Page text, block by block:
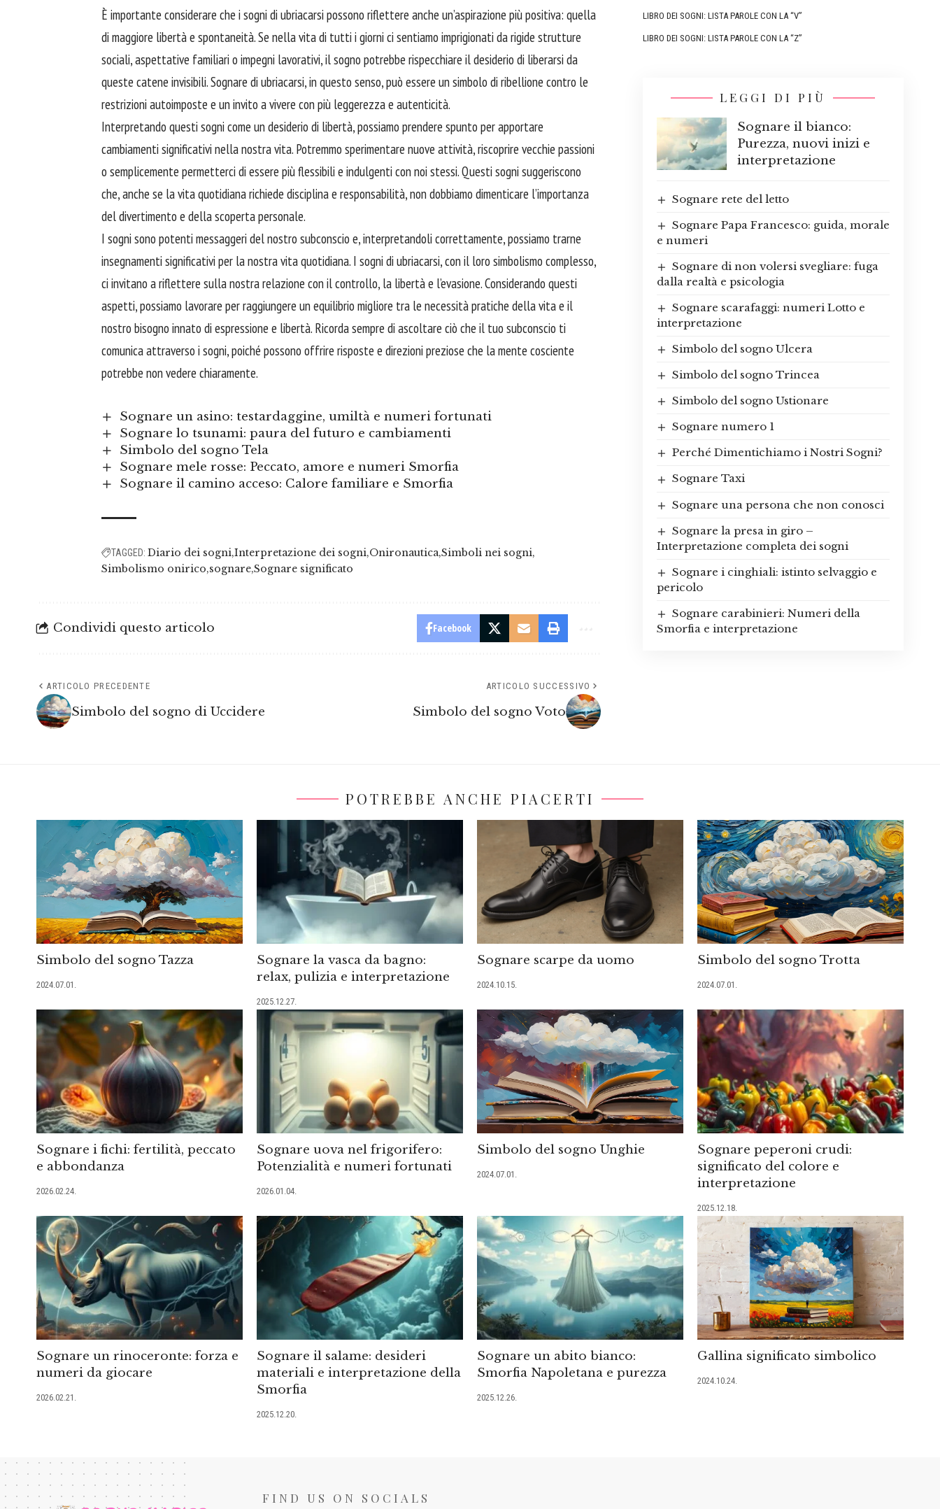
È importante considerare che i sogni di ubriacarsi possono riflettere anche un’aspirazione più positiva: quella
di maggiore libertà e spontaneità. Se nella vita di tutti i giorni ci sentiamo imprigionati da rigide strutture
sociali, aspettative familiari o impegni lavorativi, il sogno potrebbe rispecchiare il desiderio di liberarsi da
queste catene invisibili. Sognare di ubriacarsi, in questo senso, può essere un simbolo di ribellione contro le
restrizioni autoimposte e un invito a vivere con più leggerezza e autenticità.
Interpretando questi sogni come un desiderio di libertà, possiamo prendere spunto per apportare
cambiamenti significativi nella nostra vita. Potremmo sperimentare nuove attività, riscoprire vecchie passioni
o semplicemente permetterci di essere più flessibili e indulgenti con noi stessi. Questi sogni suggeriscono
che, anche se la vita quotidiana richiede disciplina e responsabilità, non dobbiamo dimenticare l’importanza
del divertimento e della scoperta personale.
I sogni sono potenti messaggeri del nostro subconscio e, interpretandoli correttamente, possiamo trarne
insegnamenti significativi per la nostra vita quotidiana. I sogni di ubriacarsi, con il loro simbolismo complesso,
ci invitano a riflettere sulla nostra relazione con il controllo, la libertà e l’evasione. Considerando questi
aspetti, possiamo lavorare per raggiungere un equilibrio migliore tra le necessità pratiche della vita e il
nostro bisogno innato di espressione e libertà. Ricorda sempre di ascoltare ciò che il tuo subconscio ti
comunica attraverso i sogni, poiché possono offrire risposte e direzioni preziose che la mente cosciente
potrebbe non vedere chiaramente.
Sognare un asino: testardaggine, umiltà e numeri fortunati
Sognare lo tsunami: paura del futuro e cambiamenti
Simbolo del sogno Tela
Sognare mele rosse: Peccato, amore e numeri Smorfia
Sognare il camino acceso: Calore familiare e Smorfia
TAGGED: Diario dei sogni Interpretazione dei sogni Onironautica Simboli nei sogni
Simbolismo onirico sognare Sognare significato
Condividi questo articolo Facebook
ARTICOLO PRECEDENTE
Simbolo del sogno di Uccidere
ARTICOLO SUCCESSIVO
Simbolo del sogno Voto
LIBRO DEI SOGNI: LISTA PAROLE CON LA “V”
LIBRO DEI SOGNI: LISTA PAROLE CON LA “Z”
LEGGI DI PIÙ
Sognare il bianco:
Purezza, nuovi inizi e
interpretazione
Sognare rete del letto
Sognare Papa Francesco: guida, morale
e numeri
Sognare di non volersi svegliare: fuga
dalla realtà e psicologia
Sognare scarafaggi: numeri Lotto e
interpretazione
Simbolo del sogno Ulcera
Simbolo del sogno Trincea
Simbolo del sogno Ustionare
Sognare numero 1
Perché Dimentichiamo i Nostri Sogni?
Sognare Taxi
Sognare una persona che non conosci
Sognare la presa in giro –
Interpretazione completa dei sogni
Sognare i cinghiali: istinto selvaggio e
pericolo
Sognare carabinieri: Numeri della
Smorfia e interpretazione
POTREBBE ANCHE PIACERTI
Simbolo del sogno Tazza
2024.07.01.
Sognare la vasca da bagno:
relax, pulizia e interpretazione
2025.12.27.
Sognare scarpe da uomo
2024.10.15.
Simbolo del sogno Trotta
2024.07.01.
Sognare i fichi: fertilità, peccato
e abbondanza
2026.02.24.
Sognare uova nel frigorifero:
Potenzialità e numeri fortunati
2026.01.04.
Simbolo del sogno Unghie
2024.07.01.
Sognare peperoni crudi:
significato del colore e
interpretazione
2025.12.18.
Sognare un rinoceronte: forza e
numeri da giocare
2026.02.21.
Sognare il salame: desideri
materiali e interpretazione della
Smorfia
2025.12.20.
Sognare un abito bianco:
Smorfia Napoletana e purezza
2025.12.26.
Gallina significato simbolico
2024.10.24.
FIND US ON SOCIALS